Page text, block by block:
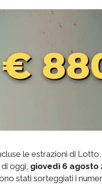
le estrazioni di
oggi, giovedì 6 agosto
stati sorteggiati i